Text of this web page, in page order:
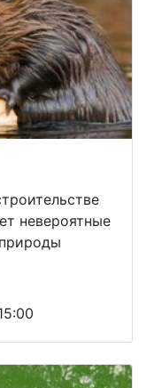
невероятные